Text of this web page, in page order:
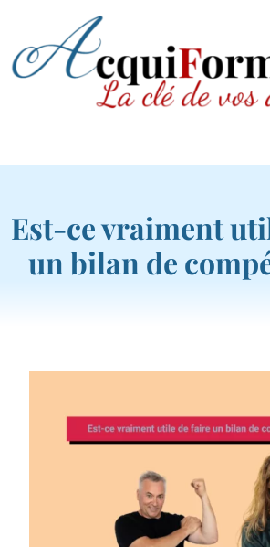
Est-ce vraiment
un bilan de